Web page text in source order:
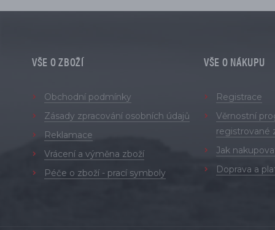
VŠE O ZBOŽÍ
Obchodní podmínky
Zásady zpracování osobních údajů
Reklamace
Vrácení a výměna zboží
Péče o zboží - prací symboly
VŠE O NÁKUPU
Registrace
Věrnostní
registrované
Jak
Doprava a